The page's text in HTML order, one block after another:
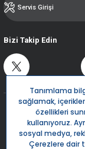
Servis Girişi
Bizi Takip Edin
Destek Hattı